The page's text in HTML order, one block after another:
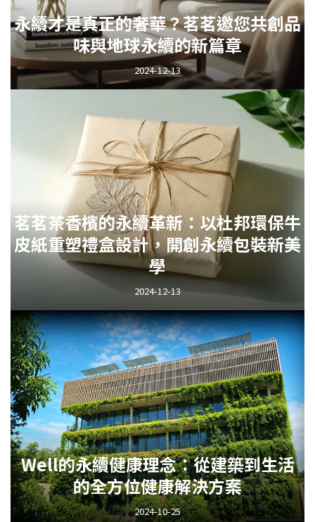
永續才是真正的奢華？茗茗邀您共創品
味與地球永續的新篇章
2024-12-13
茗茗茶香檳的永續革新：以杜邦環保牛
皮紙重塑禮盒設計，開創永續包裝新美
學
2024-12-13
Well的永續健康理念：從建築到生活
的全方位健康解決方案
2024-10-25